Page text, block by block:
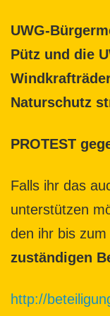
UWG-
Pütz und die
Naturschutz
PROTEST
Falls ihr das
unterstützen
den ihr bis zum
zuständigen
http://